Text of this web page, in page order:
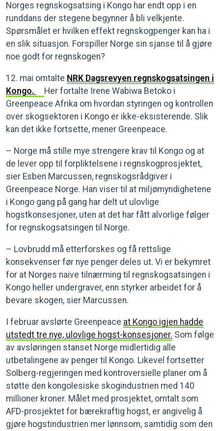
Norges regnskogsatsing i Kongo har endt opp i en
runddans der stegene begynner å bli velkjente.
Spørsmålet er hvilken effekt regnskogpenger kan ha i
en slik situasjon. Forspiller Norge sin sjanse til å gjøre
noe godt for regnskogen?
12. mai omtalte NRK Dagsrevyen regnskogsatsingen i
Kongo.
Her fortalte Irene Wabiwa Betoko i
Greenpeace Afrika om hvordan styringen og kontrollen
over skogsektoren i Kongo er ikke-eksisterende. Slik
kan det ikke fortsette, mener Greenpeace.
– Norge må stille mye strengere krav til Kongo og at
de lever opp til forpliktelsene i regnskogprosjektet,
sier Esben Marcussen, regnskogsrådgiver i
Greenpeace Norge. Han viser til at miljømyndighetene
i Kongo gang på gang har delt ut ulovlige
hogstkonsesjoner, uten at det har fått alvorlige følger
for regnskogsatsingen til Norge.
– Lovbrudd må etterforskes og få rettslige
konsekvenser før nye penger deles ut. Vi er bekymret
for at Norges naive tilnærming til regnskogsatsingen i
Kongo heller undergraver, enn styrker arbeidet for å
bevare skogen, sier Marcussen.
I februar avslørte Greenpeace at Kongo igjen hadde
utstedt tre nye, ulovlige hogst-konsesjoner. Som følge
av avsløringen stanset Norge midlertidig alle
utbetalingene av penger til Kongo. Likevel fortsetter
Solberg-regjeringen med kontroversielle planer om å
støtte den kongolesiske skogindustrien med 140
millioner kroner. Målet med prosjektet, omtalt som
AFD-prosjektet for bærekraftig hogst, er angivelig å
gjøre hogstindustrien mer lønnsom, samtidig som den